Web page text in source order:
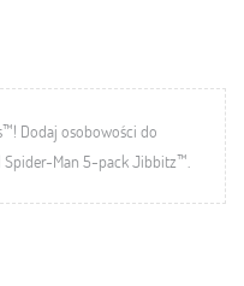
Dodaj osobowości do
Man 5-pack Jibbitz™.